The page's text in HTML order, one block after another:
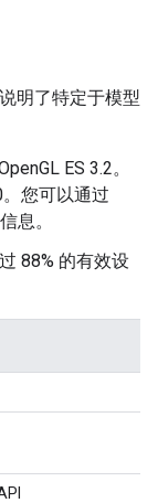
明了特定于模型
ES 3.2。
您可以通过
息。
88% 的有效设